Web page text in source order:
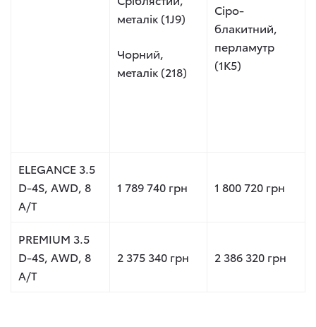
металік (1J9)
Чорний,
металік (218)
Сіро-
блакитний,
перламутр
(1K5)
ELEGANCE 3.5
D-4S, AWD, 8
A/T
1 789 740 грн 1 800 720 грн
PREMIUM 3.5
D-4S, AWD, 8
A/T
2 375 340 грн 2 386 320 грн